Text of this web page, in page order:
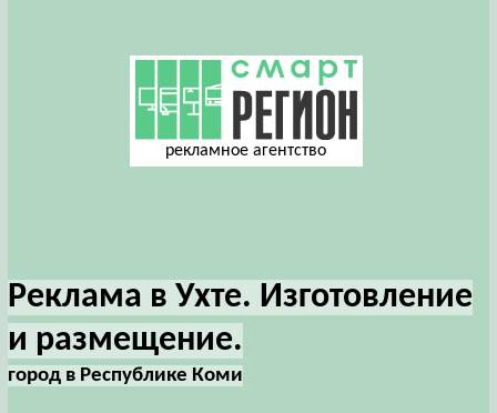
рекламное агентство
Реклама в Ухте. Изготовление
и размещение.
город в Республике Коми